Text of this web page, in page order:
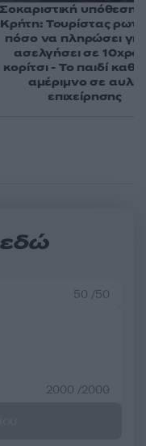
εδώ
50 /50
2000 /2000
Σοκαριστική υπόθεση
Κρήτη: Τουρίστας
πόσο να πληρώσει
ασελγήσει σε
κορίτσι - Το παιδί
αμέριμνο σε αυλή
επιχείρησης